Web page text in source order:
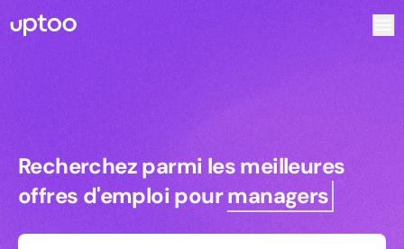
Recherchez parmi les meilleures
Recherchez parmi les meilleures
offres d'emploi pourmanagers